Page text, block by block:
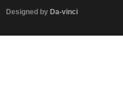
Designed by Da-vinci